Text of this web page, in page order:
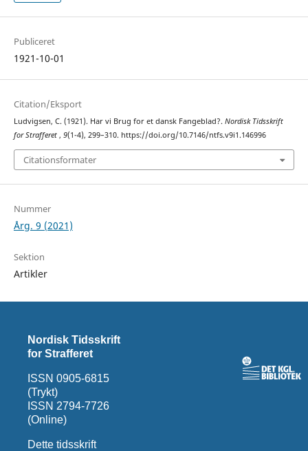
Publiceret
1921-10-01
Citation/Eksport
Ludvigsen, C. (1921). Har vi Brug for et dansk Fangeblad?. Nordisk Tidsskrift
for Strafferet , 9(1-4), 299–310. https://doi.org/10.7146/ntfs.v9i1.146996
Citationsformater
Nummer
Årg. 9 (2021)
Sektion
Artikler
Nordisk Tidsskrift
for Strafferet
ISSN 0905-6815
(Trykt)
ISSN 2794-7726
(Online)
Dette tidsskrift